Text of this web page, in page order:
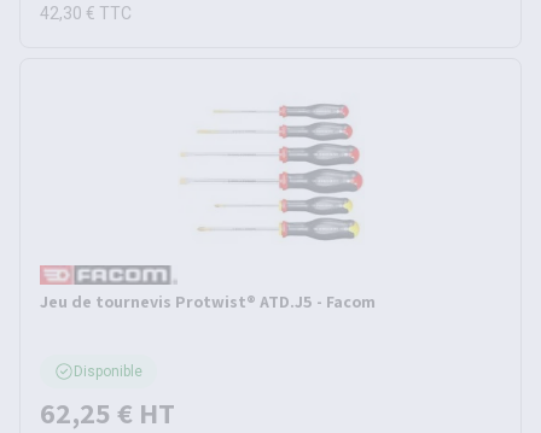
42,30 € TTC
Jeu de tournevis Protwist® ATD.J5 - Facom
Disponible
62,25 € HT